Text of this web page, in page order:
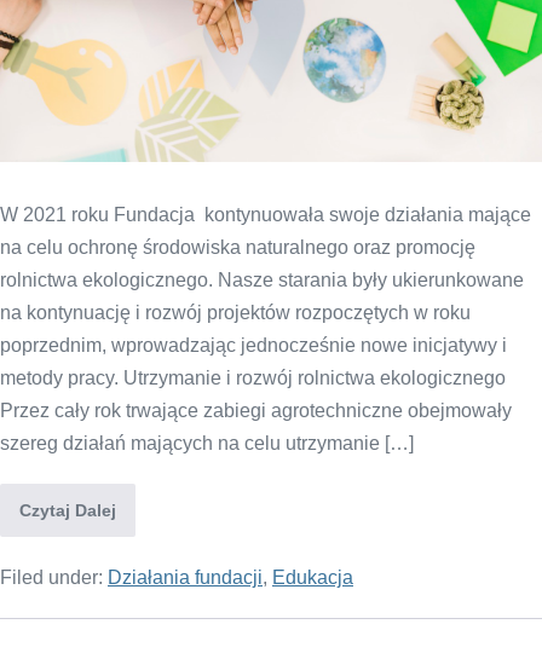
W 2021 roku Fundacja kontynuowała swoje działania mające
na celu ochronę środowiska naturalnego oraz promocję
rolnictwa ekologicznego. Nasze starania były ukierunkowane
na kontynuację i rozwój projektów rozpoczętych w roku
poprzednim, wprowadzając jednocześnie nowe inicjatywy i
metody pracy. Utrzymanie i rozwój rolnictwa ekologicznego
Przez cały rok trwające zabiegi agrotechniczne obejmowały
szereg działań mających na celu utrzymanie […]
Czytaj Dalej
Filed under: Działania fundacji, Edukacja